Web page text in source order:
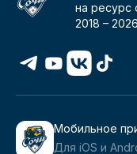
на ресурс
2018 –2026
Мобильное
Для iOS и